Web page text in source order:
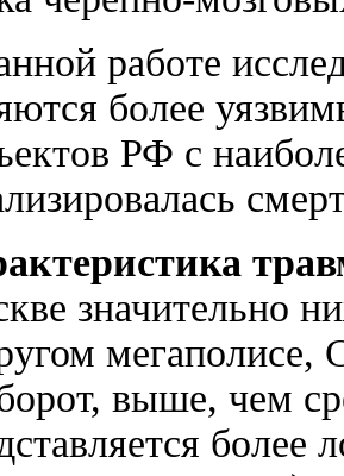
работе
более
РФ с
значительно
мегаполисе,
выше, чем